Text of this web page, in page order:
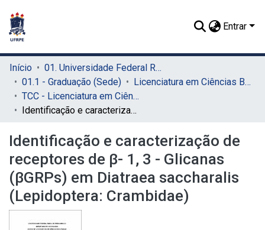
Entrar
Início
01. Universidade Federal Rural de Pernambuco - UFRPE (Sede)
01.1 - Graduação (Sede)
Licenciatura em Ciências Biológicas (Sede)
TCC - Licenciatura em Ciências Biológicas (Sede)
Identificação e caracterização de receptores de β- 1, 3 - Glicanas (βGRPs) em Diatraea saccharalis (Lepidoptera: Crambidae)
Identificação e caracterização de
receptores de β- 1, 3 - Glicanas
(βGRPs) em Diatraea saccharalis
(Lepidoptera: Crambidae)